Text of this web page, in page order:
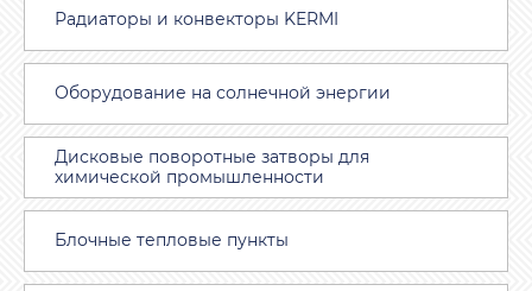
Радиаторы и конвекторы KERMI
Оборудование на солнечной энергии
Дисковые поворотные затворы для
химической промышленности
Блочные тепловые пункты